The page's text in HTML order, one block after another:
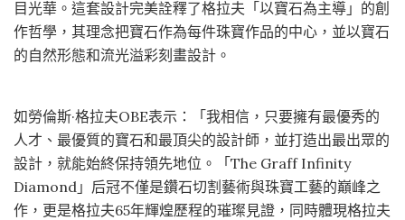
目光華。這套設計完美詮釋了格拉夫「以寶石為主導」的創
作哲學，其理念把寶石作為每件珠寶作品的中心，並以寶石
的自然形態和流光溢彩刻畫設計。
如勞倫斯·格拉夫OBE表示：「我相信，只要擁有最優秀的
人才、最優質的寶石和最頂尖的設計師，並打造出最出眾的
設計，就能始終保持領先地位。「The Graff Infinity
Diamond」后冠不僅是鑽石切割藝術與珠寶工藝的巔峰之
作，更是格拉夫65年輝煌歷程的璀璨見證，同時體現格拉夫